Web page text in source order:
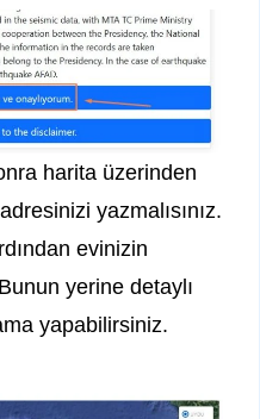
harita üzerinden
yazmalısınız.
evinizin
yerine detaylı
yapabilirsiniz.